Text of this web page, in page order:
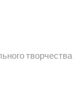
творчества